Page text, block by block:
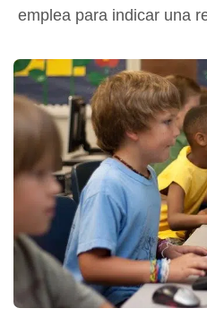
emplea para indicar una